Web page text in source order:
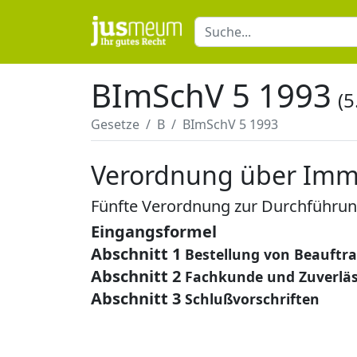
BImSchV 5 1993
Gesetze B BImSchV 5 1993
Verordnung über
Fünfte Verordnung zur
Eingangsformel
Abschnitt 1 Bestellung von
Abschnitt 2 Fachkunde und
Abschnitt 3 Schlußvorschriften